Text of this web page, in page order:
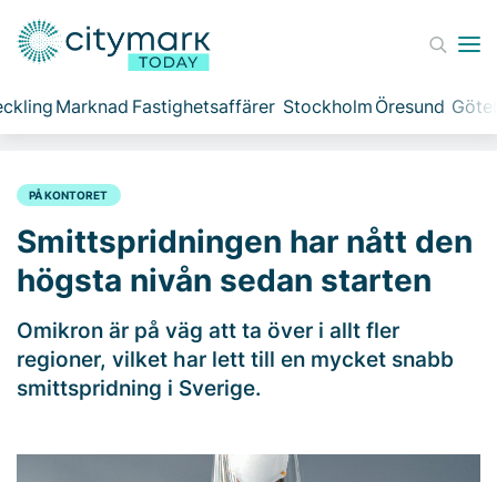
Marknad Fastighetsaffärer Stockholm Öresund
PÅ KONTORET
Smittspridningen har nått den
högsta nivån sedan starten
Omikron är på väg att ta över i allt fler
regioner, vilket har lett till en mycket snabb
smittspridning i Sverige.